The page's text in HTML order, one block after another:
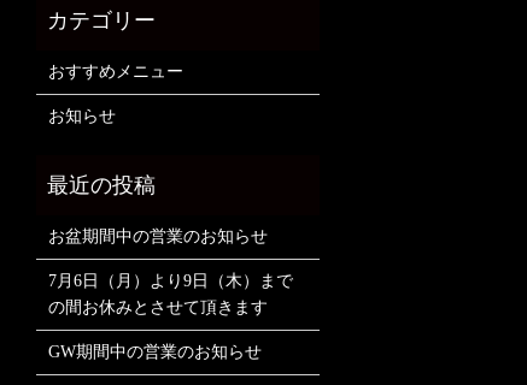
おすすめメニュー
お知らせ
お盆期間中の営業のお知らせ
7月6日（月）より9日（木）まで
の間お休みとさせて頂きます
GW期間中の営業のお知らせ